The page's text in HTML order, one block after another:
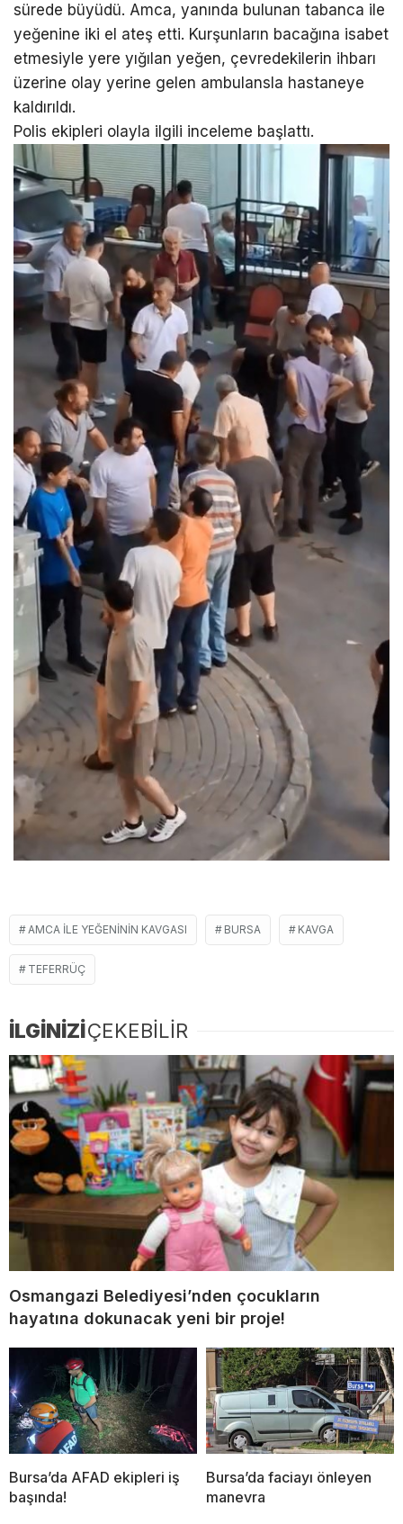
sürede büyüdü. Amca, yanında bulunan tabanca ile
yeğenine iki el ateş etti. Kurşunların bacağına isabet
etmesiyle yere yığılan yeğen, çevredekilerin ihbarı
üzerine olay yerine gelen ambulansla hastaneye
kaldırıldı.
Polis ekipleri olayla ilgili inceleme başlattı.
AMCA ILE YEĞENININ KAVGASI BURSA KAVGA
TEFERRÜÇ
İLGİNİZİÇEKEBİLİR
Osmangazi Belediyesi’nden çocukların
hayatına dokunacak yeni bir proje!
Bursa’da AFAD ekipleri iş
başında!
Bursa’da faciayı önleyen
manevra